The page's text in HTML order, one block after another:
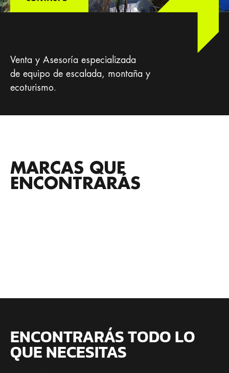
Venta y Asesoría especializada
de equipo de escalada, montaña y
ecoturismo.
MARCAS QUE
ENCONTRARÁS
ENCONTRARÁS TODO LO
QUE NECESITAS